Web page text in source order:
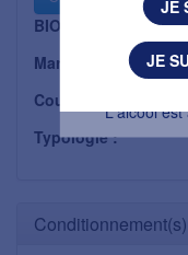
BIO :
Marque :
Couleur :
Typologie :
L'alcool
JE
JE